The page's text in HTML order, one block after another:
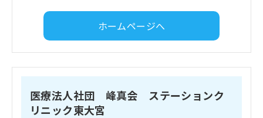
ホームページへ
医療法人社団 峰真会 ステーションク
リニック東大宮